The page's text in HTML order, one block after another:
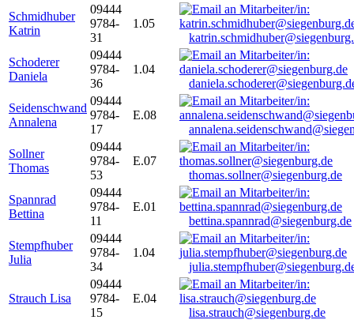
Schmidhuber
Katrin
09444
9784-
31
1.05
Schoderer
Daniela
09444
9784-
36
1.04
Seidenschwand
Annalena
09444
9784-
17
E.08
Sollner
Thomas
09444
9784-
53
E.07
thomas.sollner@siegenburg.de
Spannrad
Bettina
09444
9784-
11
E.01
bettina.spannrad@siegenburg.de
Stempfhuber
Julia
09444
9784-
34
1.04
Strauch Lisa
09444
9784-
15
E.04
lisa.strauch@siegenburg.de